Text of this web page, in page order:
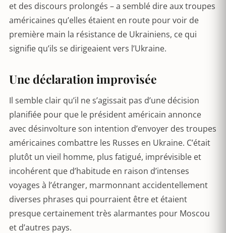
et des discours prolongés – a semblé dire aux troupes
américaines qu’elles étaient en route pour voir de
première main la résistance de Ukrainiens, ce qui
signifie qu’ils se dirigeaient vers l’Ukraine.
Une déclaration improvisée
Il semble clair qu’il ne s’agissait pas d’une décision
planifiée pour que le président américain annonce
avec désinvolture son intention d’envoyer des troupes
américaines combattre les Russes en Ukraine. C’était
plutôt un vieil homme, plus fatigué, imprévisible et
incohérent que d’habitude en raison d’intenses
voyages à l’étranger, marmonnant accidentellement
diverses phrases qui pourraient être et étaient
presque certainement très alarmantes pour Moscou
et d’autres pays.